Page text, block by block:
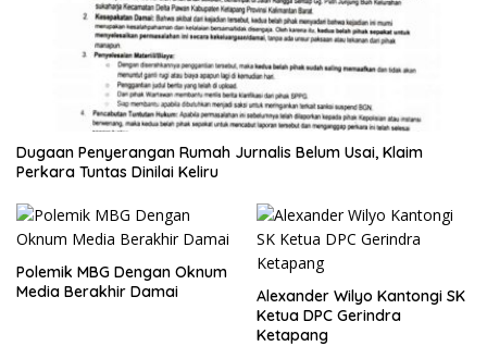
Dugaan Penyerangan Rumah Jurnalis Belum Usai, Klaim
Perkara Tuntas Dinilai Keliru
Polemik MBG Dengan Oknum
Media Berakhir Damai
Alexander Wilyo Kantongi SK
Ketua DPC Gerindra
Ketapang